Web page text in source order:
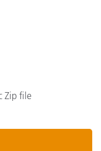
Zip file